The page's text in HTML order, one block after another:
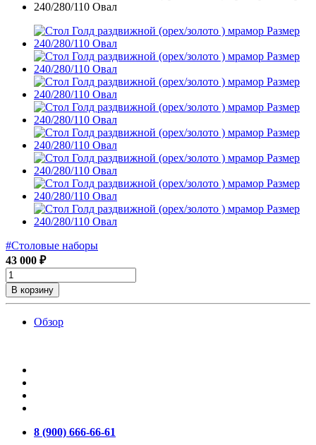
#Столовые наборы
43 000 ₽
В корзину
Обзор
8 (900) 666-66-61